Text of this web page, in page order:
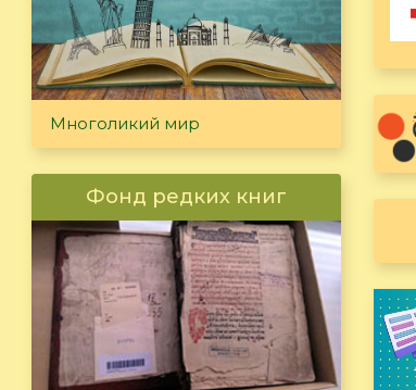
Многоликий мир
Фонд редких книг